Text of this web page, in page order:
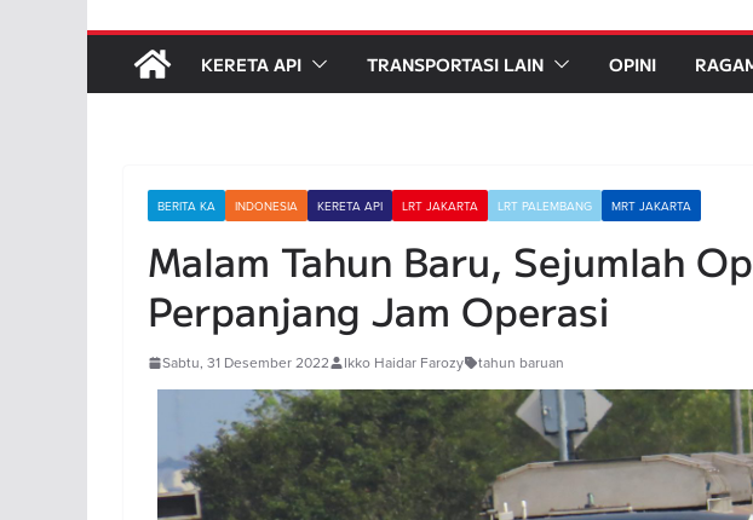
KERETA API TRANSPORTASI LAIN OPINI
BERITA KA INDONESIA KERETA API LRT JAKARTA LRT PALEMBANG MRT JAKARTA
Malam Tahun Baru, Sejumlah
Perpanjang Jam Operasi
Sabtu, 31 Desember 2022 Ikko Haidar Farozy tahun baruan